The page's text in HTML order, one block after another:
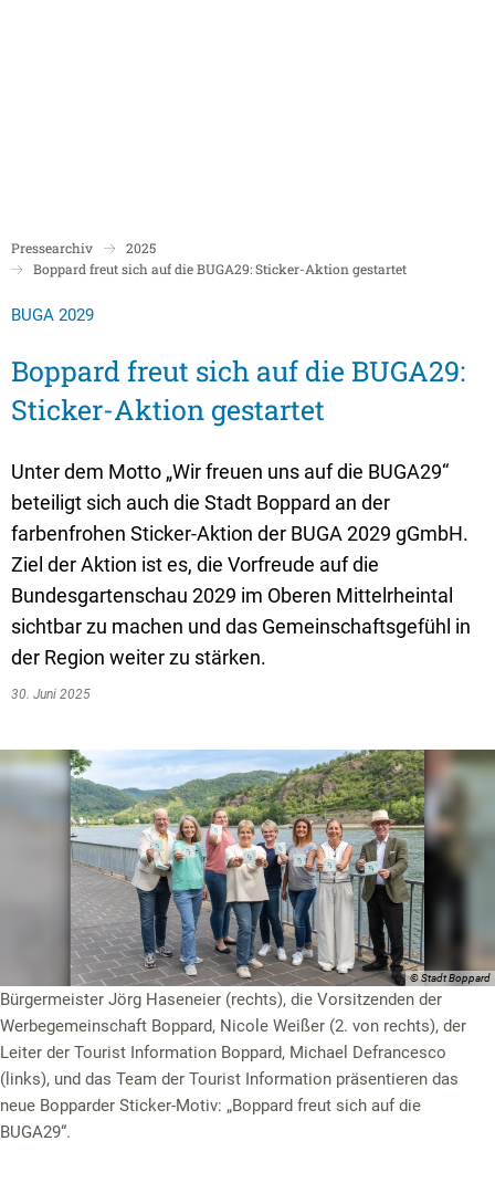
Mandatsträger/innen
Ratsinformation LOGIN für Mandatsträger
Sitzungskalender
Sitzungsbekanntmachungen
Textrecherche
Livestream Sitzungen auf Youtube
Wahlergebnisse
Stadtentwicklung/Konzepte
Klimaschutz in Boppard
Pressemitteilungen
Öffentliche Bekanntmachungen
Bauleitplanung
Baugrundstücke
Straßenausbaupläne
Wiederkehrende Straßenausbaubeiträge
Grundsteuerreform
Haushaltsplan
Satzungen und Richtlinien
Museum
Gleichstellungsbeauftragte
Ukrainehilfe
Ortsbezirke
Freizeit, Kultur und Tourismus
Freibad
Schutzhütten
Vereine und
Pressearchiv
2025
Boppard freut sich auf die BUGA29: Sticker-Aktion gestartet
BUGA 2029
Boppard freut sich auf die BUGA29:
Sticker-Aktion gestartet
Unter dem Motto „Wir freuen uns auf die BUGA29“
beteiligt sich auch die Stadt Boppard an der
farbenfrohen Sticker-Aktion der BUGA 2029 gGmbH.
Ziel der Aktion ist es, die Vorfreude auf die
Bundesgartenschau 2029 im Oberen Mittelrheintal
sichtbar zu machen und das Gemeinschaftsgefühl in
der Region weiter zu stärken.
30. Juni 2025
© Stadt Boppard
Bürgermeister Jörg Haseneier (rechts), die Vorsitzenden der
Werbegemeinschaft Boppard, Nicole Weißer (2. von rechts), der
Leiter der Tourist Information Boppard, Michael Defrancesco
(links), und das Team der Tourist Information präsentieren das
neue Bopparder Sticker-Motiv: „Boppard freut sich auf die
BUGA29“.